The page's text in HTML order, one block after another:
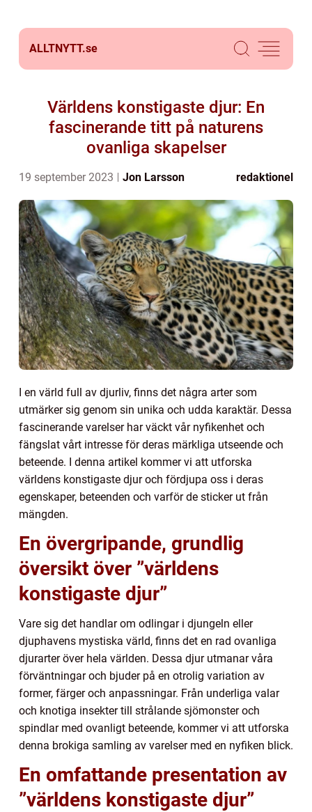
ALLTNYTT.se
Världens konstigaste djur: En
fascinerande titt på naturens
ovanliga skapelser
19 september 2023 Jon Larsson redaktionel
I en värld full av djurliv, finns det några arter som
utmärker sig genom sin unika och udda karaktär. Dessa
fascinerande varelser har väckt vår nyfikenhet och
fängslat vårt intresse för deras märkliga utseende och
beteende. I denna artikel kommer vi att utforska
världens konstigaste djur och fördjupa oss i deras
egenskaper, beteenden och varför de sticker ut från
mängden.
En övergripande, grundlig
översikt över ”världens
konstigaste djur”
Vare sig det handlar om odlingar i djungeln eller
djuphavens mystiska värld, finns det en rad ovanliga
djurarter över hela världen. Dessa djur utmanar våra
förväntningar och bjuder på en otrolig variation av
former, färger och anpassningar. Från underliga valar
och knotiga insekter till strålande sjömonster och
spindlar med ovanligt beteende, kommer vi att utforska
denna brokiga samling av varelser med en nyfiken blick.
En omfattande presentation av
”världens konstigaste djur”